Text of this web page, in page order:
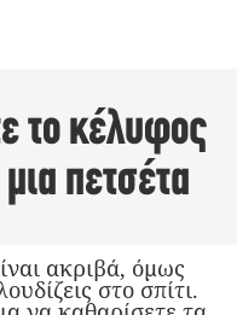
το κέλυφος
πετσέτα
ακριβά, όμως
στο σπίτι.